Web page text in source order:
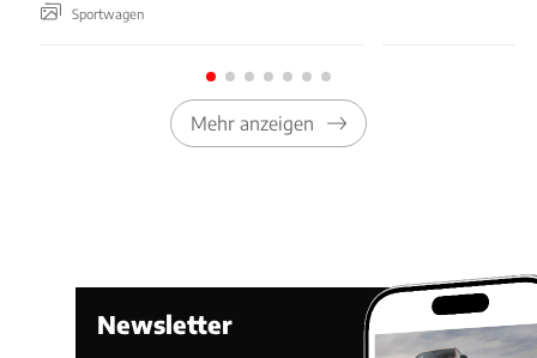
Sportwagen
Mehr anzeigen
Newsletter